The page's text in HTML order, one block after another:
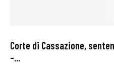
Corte di Cassazione,
–...